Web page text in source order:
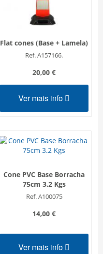
Flat cones (Base + Lamela)
Ref. A157166.
20,00 €
Ver mais info
Cone PVC Base Borracha
75cm 3.2 Kgs
Ref. A100075
14,00 €
Ver mais info